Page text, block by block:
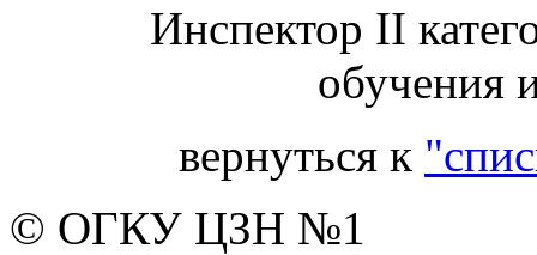
Инспектор II
обучения
вернуться к
© ОГКУ ЦЗН №1